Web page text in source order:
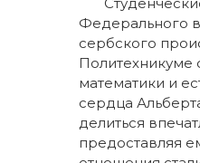
Федерального
сербского
Политехникуме
математики и
сердца
делиться
предоставляя